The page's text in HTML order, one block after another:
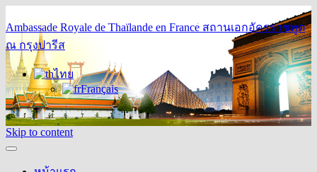
Ambassade Royale de Thaïlande en France สถานเอกอัครราชทูต
ณ กรุงปารีส
ไทย
Français
Skip to content